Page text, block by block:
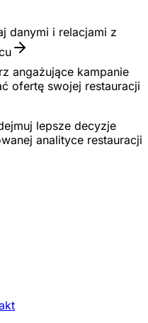
danymi i relacjami z
angażujące kampanie
ofertę swojej restauracji
lepsze decyzje
analityce restauracji